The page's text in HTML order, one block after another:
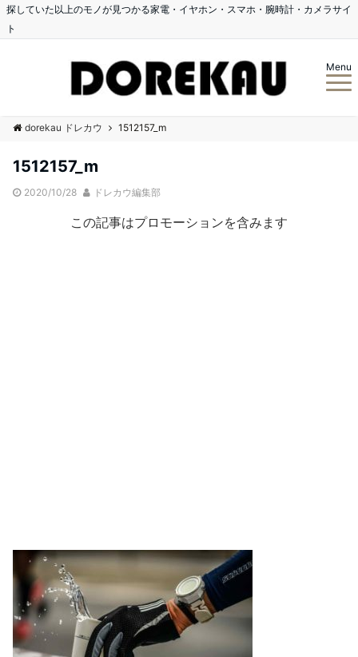
探していた以上のモノが見つかる家電・イヤホン・スマホ・腕時計・カメラサイ
ト
Menu
dorekau ドレカウ 1512157_m
1512157_m
2020/10/28 ドレカウ編集部
この記事はプロモーションを含みます